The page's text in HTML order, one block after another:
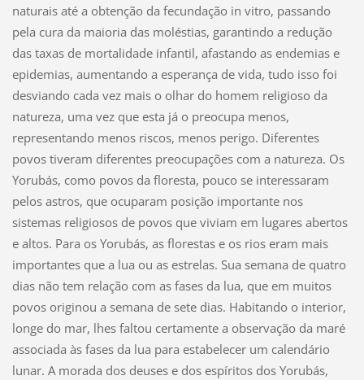
naturais até a obtenção da fecundação in vitro, passando
pela cura da maioria das moléstias, garantindo a redução
das taxas de mortalidade infantil, afastando as endemias e
epidemias, aumentando a esperança de vida, tudo isso foi
desviando cada vez mais o olhar do homem religioso da
natureza, uma vez que esta já o preocupa menos,
representando menos riscos, menos perigo. Diferentes
povos tiveram diferentes preocupações com a natureza. Os
Yorubás, como povos da floresta, pouco se interessaram
pelos astros, que ocuparam posição importante nos
sistemas religiosos de povos que viviam em lugares abertos
e altos. Para os Yorubás, as florestas e os rios eram mais
importantes que a lua ou as estrelas. Sua semana de quatro
dias não tem relação com as fases da lua, que em muitos
povos originou a semana de sete dias. Habitando o interior,
longe do mar, lhes faltou certamente a observação da maré
associada às fases da lua para estabelecer um calendário
lunar. A morada dos deuses e dos espíritos dos Yorubás,